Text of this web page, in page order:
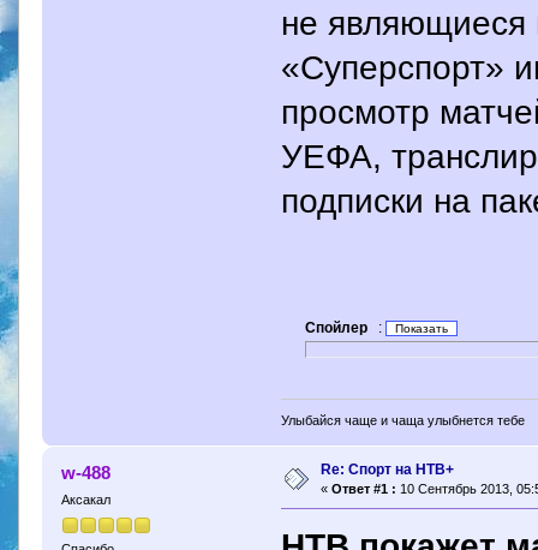
не являющиеся
«Суперспорт»
просмотр
УЕФА,
подписки на
Спойлер :
Улыбайся чаще и чаща улыбнется тебе
w-488
Аксакал
Re: Спорт на НТВ+
« Ответ #1 : 10 Сентябрь 2013,